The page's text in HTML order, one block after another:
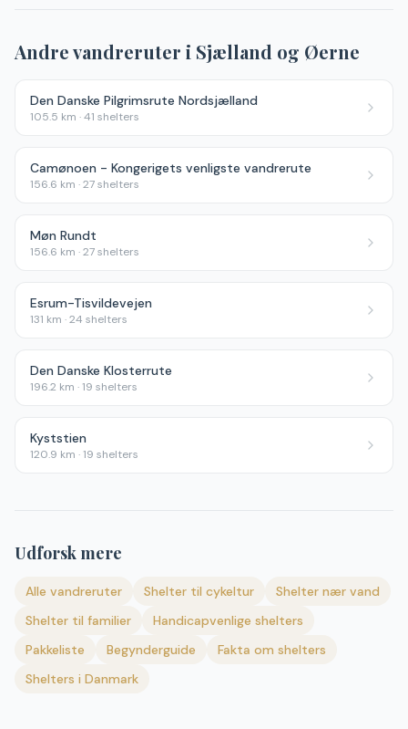
Andre vandreruter i Sjælland og Øerne
Den Danske Pilgrimsrute Nordsjælland
105.5 km ·41 shelters
Camønoen - Kongerigets venligste vandrerute
156.6 km ·27shelters
Møn Rundt
156.6 km ·27shelters
Esrum-Tisvildevejen
131 km ·24 shelters
Den Danske Klosterrute
196.2 km · 19 shelters
Kyststien
120.9 km · 19 shelters
Udforsk mere
Alle vandreruter Shelter til cykeltur
Shelter nær vand
Shelter til familier
Handicapvenlige shelters
Pakkeliste
Begynderguide
Fakta om shelters
Shelters i Danmark